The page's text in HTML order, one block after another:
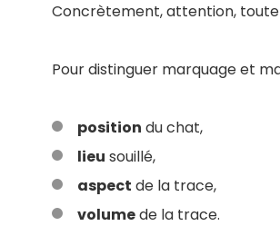
Concrètement, attention,
Pour distinguer marquage et
position du chat,
lieu souillé,
aspect de la trace,
volumede la trace.